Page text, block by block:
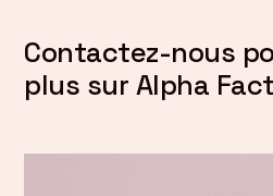
Contactez-nous
plus sur Alpha